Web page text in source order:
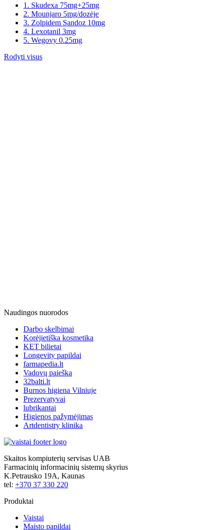
1. Skudexa 75mg+25mg
2. Mounjaro 5mg/dozėje
3. Zolpidem Sandoz 10mg
4. Lexotanil 3mg
5. Wegovy 0.25mg
Rodyti visus
Naudingos nuorodos
Darbo skelbimai
Korėjietiška kosmetika
KET bilietai
Longevity papildai
farmapedia.lt
Vadovų paieška
32balti.lt
Burnos higiena Vilniuje
Prezervatyvai
lubrikantai
Higienos pažymėjimas
Artdentistry klinika
Skaitos kompiuterių servisas UAB
Farmacinių informacinių sistemų skyrius
K.Petrausko 19A, Kaunas
tel: +370 37 330 220
Produktai
Vaistai
Maisto papildai